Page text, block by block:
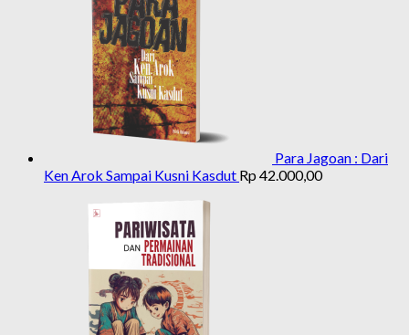
Para Jagoan : Dari
Ken Arok Sampai Kusni Kasdut Rp 42.000,00